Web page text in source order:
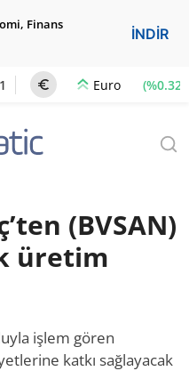
Finans
İNDİR
Euro (%0.32)
(BVSAN)
üretim
işlem gören
katkı sağlayacak